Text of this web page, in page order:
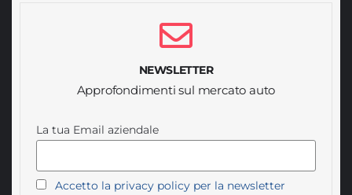
NEWSLETTER
Approfondimenti sul mercato auto
La tua Email aziendale
Accetto la privacy policy per la newsletter